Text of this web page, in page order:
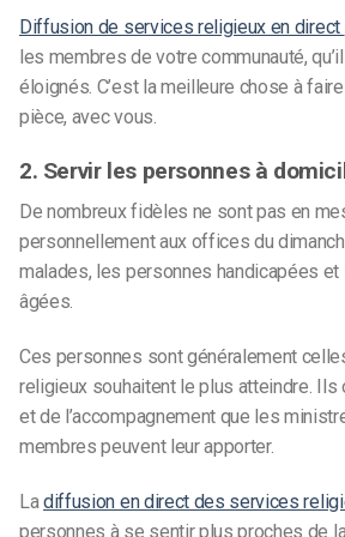
Diffusion de services religieux en direct
les membres de votre communauté,
éloignés. C’est la meilleure chose à
pièce, avec vous.
2. Servir les personnes à
De nombreux fidèles ne sont pas en
personnellement aux offices du
malades, les personnes handicapées
âgées.
Ces personnes sont généralement
religieux souhaitent le plus atteindre. Ils
et de l’accompagnement que les
membres peuvent leur apporter.
Ladiffusion en direct des services
personnes à se sentir plus proches de